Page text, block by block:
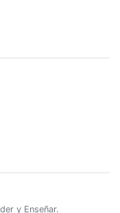
y Enseñar.